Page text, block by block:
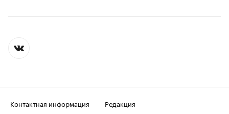
Контактная информация
Редакция